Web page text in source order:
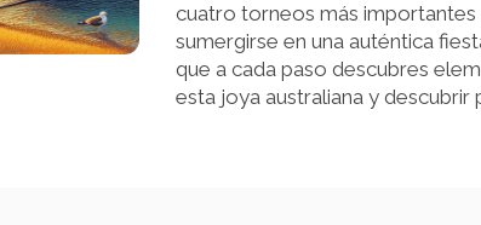
cuatro torneos más importantes
sumergirse en una auténtica
que a cada paso descubres
esta joya australiana y